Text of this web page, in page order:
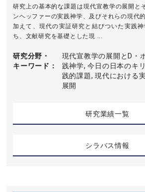
研究上の基本的な課題は現代宣教学の展開と
ンヘッファーの実践神学、及びそれらの現代
加えて、現代の実証研究と結びついた実践
ち、文献研究を基礎とした現 ...
研究分野・
キーワード
現代宣教学の展開とD・
践神学, 今日の日本のキ
践的課題, 現代における
展開
研究業績一覧
シラバス情報